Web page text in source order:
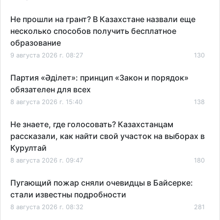
Не прошли на грант? В Казахстане назвали еще
несколько способов получить бесплатное
образование
9 августа 2026 г. 08:27 130
Партия «Әділет»: принцип «Закон и порядок»
обязателен для всех
8 августа 2026 г. 15:40 138
Не знаете, где голосовать? Казахстанцам
рассказали, как найти свой участок на выборах в
Курултай
8 августа 2026 г. 09:47 180
Пугающий пожар сняли очевидцы в Байсерке:
стали известны подробности
8 августа 2026 г. 08:32 281